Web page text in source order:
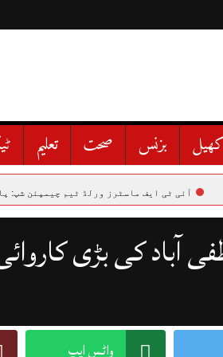
بزنس صحت تعلیم
ایف ماسٹرز ورلڈ ٹیم چیمپئن شپ: پاکستان نے امریکا کو 3-0
آباد کی بڑی
واٹس ایپ